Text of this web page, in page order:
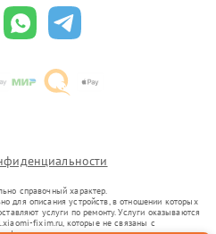
справочный характер.
для описания устройств, в отношении которых
услуги по ремонту. Услуги оказываются
fixim.ru, которые не связаны с